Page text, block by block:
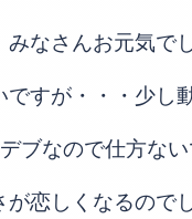
なさんお元気で
すが・・・少し
ブなので仕方な
が恋しくなるので